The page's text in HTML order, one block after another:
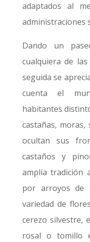
adaptados al
administraciones
Dando un
cualquiera de
seguida se
cuenta el
habitantes
castañas, moras,
ocultan sus
castaños y
amplia tradición
por arroyos de
variedad de
cerezo silvestre,
rosal o tomillo